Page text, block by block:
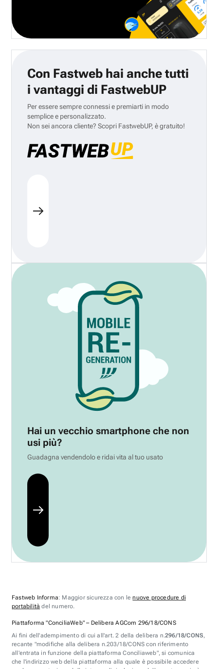
Con Fastweb hai anche tutti
i vantaggi di FastwebUP
Per essere sempre connessi e premiarti in modo
semplice e personalizzato.
Non sei ancora cliente? Scopri FastwebUP, è gratuito!
Hai un vecchio smartphone che non
usi più?
Guadagna vendendolo e ridai vita al tuo usato
Fastweb Informa: Maggior sicurezza con lenuove procedure di
portabilità del numero.
Piattaforma "ConciliaWeb" – Delibera AGCom 296/18/CONS
Ai fini dell'adempimento di cui all'art. 2 della delibera n.296/18/CONS,
recante "modifiche alla delibera n.203/18/CONS con riferimento
all'entrata in funzione della piattaforma Conciliaweb", si comunica
che l'indirizzo web della piattaforma alla quale è possibile accedere